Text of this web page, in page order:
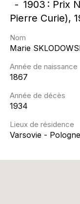
1903 : Prix
Pierre Curie),
Nom
Marie
Année de naissance
1867
Année de décès
1934
Lieux de résidence
Varsovie -